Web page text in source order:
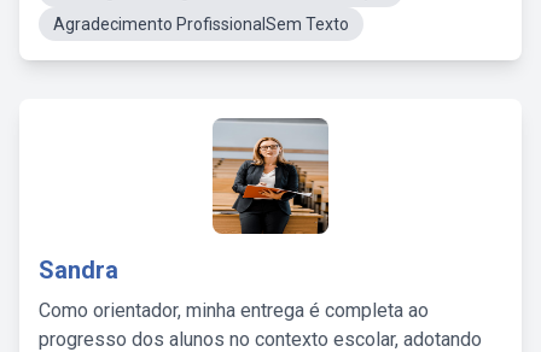
Agradecimento ProfissionalSem Texto
Sandra
Como orientador, minha entrega é completa ao
progresso dos alunos no contexto escolar, adotando